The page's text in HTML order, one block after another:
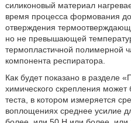
силиконовый материал
время процесса формования
отверждения
но не превышающей
термопластичной полимерной
компонента респиратора.
Как будет показано в разделе
химического скрепления
теста, в котором измеряется
воплощениях среднее усилие